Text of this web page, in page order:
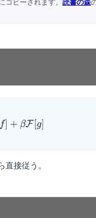
+β F[g]
接従う。